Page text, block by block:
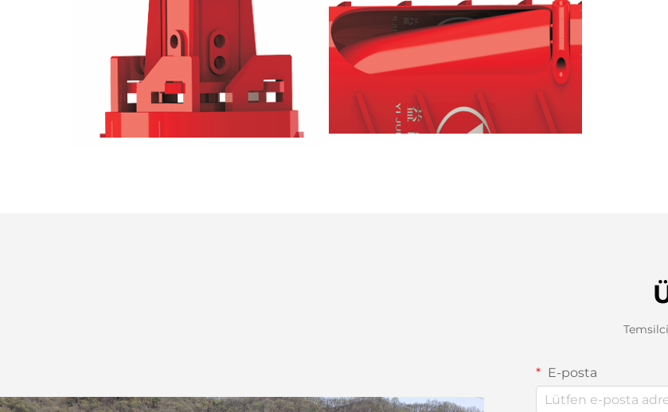
E-posta